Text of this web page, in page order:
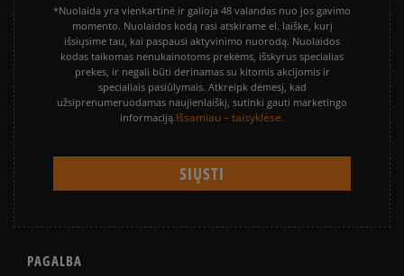
*Nuolaida yra vienkartinė ir galioja 48 valandas nuo jos gavimo
momento. Nuolaidos kodą rasi atskirame el. laiške, kurį
išsiųsime tau, kai paspausi aktyvinimo nuorodą. Nuolaidos
kodas taikomas nenukainotoms prekėms, išskyrus specialias
prekes, ir negali būti derinamas su kitomis akcijomis ir
specialiais pasiūlymais. Atkreipk dėmesį, kad
užsiprenumeruodamas naujienlaiškį, sutinki gauti marketingo
informaciją.Išsamiau – taisyklėse.
PAGALBA